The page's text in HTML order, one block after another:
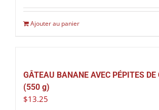
Ajouter au panier
GÂTEAU BANANE AVEC PÉPITES DE
(550 g)
$13.25